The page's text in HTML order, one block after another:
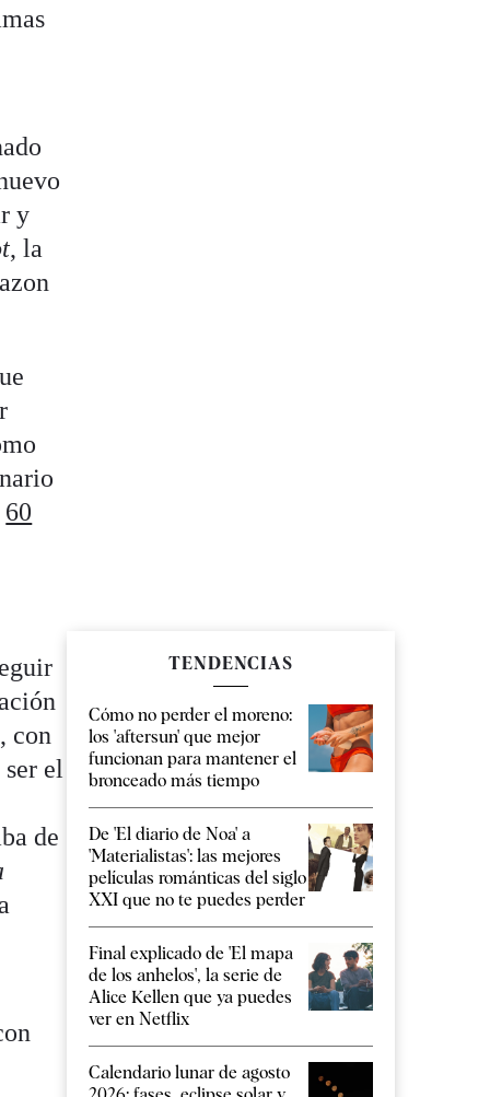
y
, la
60
con
el
de
TENDENCIAS
Cómo no perder el moreno:
los 'aftersun' que mejor
funcionan para mantener el
bronceado más tiempo
De 'El diario de Noa' a
'Materialistas': las mejores
películas románticas del siglo
XXI que no te puedes perder
Final explicado de 'El mapa
de los anhelos', la serie de
Alice Kellen que ya puedes
ver en Netflix
Calendario lunar de agosto